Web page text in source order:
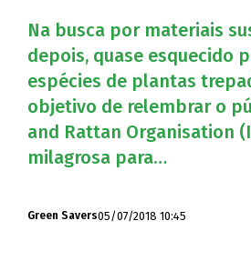
Na busca por materiais
depois, quase esquecido
espécies de plantas
objetivo de relembrar o
and Rattan Organisation
milagrosa para…
Green Savers05/07/2018 10:45